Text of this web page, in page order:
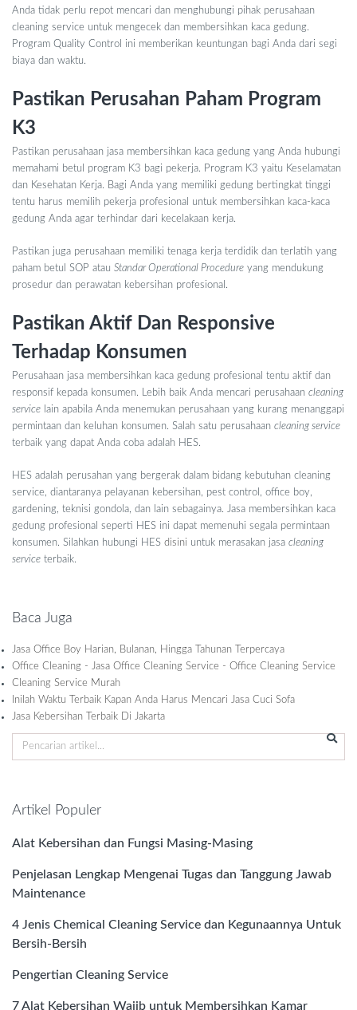
Anda tidak perlu repot mencari dan menghubungi pihak perusahaan
cleaning service untuk mengecek dan membersihkan kaca gedung.
Program Quality Control ini memberikan keuntungan bagi Anda dari segi
biaya dan waktu.
Pastikan Perusahan Paham Program
K3
Pastikan perusahaan jasa membersihkan kaca gedung yang Anda hubungi
memahami betul program K3 bagi pekerja. Program K3 yaitu Keselamatan
dan Kesehatan Kerja. Bagi Anda yang memiliki gedung bertingkat tinggi
tentu harus memilih pekerja profesional untuk membersihkan kaca-kaca
gedung Anda agar terhindar dari kecelakaan kerja.
Pastikan juga perusahaan memiliki tenaga kerja terdidik dan terlatih yang
paham betul SOP atau Standar Operational Procedure yang mendukung
prosedur dan perawatan kebersihan profesional.
Pastikan Aktif Dan Responsive
Terhadap Konsumen
Perusahaan jasa membersihkan kaca gedung profesional tentu aktif dan
responsif kepada konsumen. Lebih baik Anda mencari perusahaan cleaning
service lain apabila Anda menemukan perusahaan yang kurang menanggapi
permintaan dan keluhan konsumen. Salah satu perusahaan cleaning service
terbaik yang dapat Anda coba adalah HES.
HES adalah perusahan yang bergerak dalam bidang kebutuhan cleaning
service, diantaranya pelayanan kebersihan, pest control, office boy,
gardening, teknisi gondola, dan lain sebagainya. Jasa membersihkan kaca
gedung profesional seperti HES ini dapat memenuhi segala permintaan
konsumen. Silahkan hubungi HES disini untuk merasakan jasa cleaning
service terbaik.
Baca Juga
Jasa Office Boy Harian, Bulanan, Hingga Tahunan Terpercaya
Office Cleaning - Jasa Office Cleaning Service - Office Cleaning Service
Cleaning Service Murah
Inilah Waktu Terbaik Kapan Anda Harus Mencari Jasa Cuci Sofa
Jasa Kebersihan Terbaik Di Jakarta
Artikel Populer
Alat Kebersihan dan Fungsi Masing-Masing
Penjelasan Lengkap Mengenai Tugas dan Tanggung Jawab
Maintenance
4 Jenis Chemical Cleaning Service dan Kegunaannya Untuk
Bersih-Bersih
Pengertian Cleaning Service
7 Alat Kebersihan Wajib untuk Membersihkan Kamar